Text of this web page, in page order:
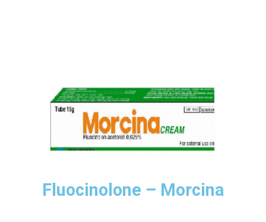
Fluocinolone – Morcina